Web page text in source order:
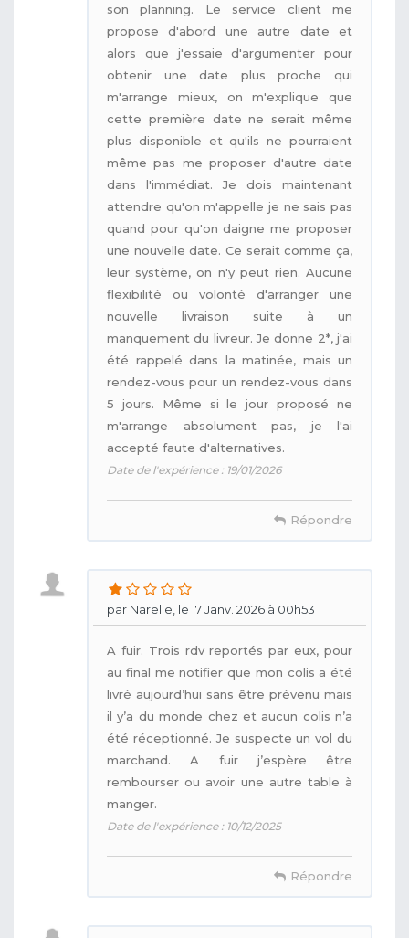
son planning. Le service client me
propose d'abord une autre date et
alors que j'essaie d'argumenter pour
obtenir une date plus proche qui
m'arrange mieux, on m'explique que
cette première date ne serait même
plus disponible et qu'ils ne pourraient
même pas me proposer d'autre date
dans l'immédiat. Je dois maintenant
attendre qu'on m'appelle je ne sais pas
quand pour qu'on daigne me proposer
une nouvelle date. Ce serait comme ça,
leur système, on n'y peut rien. Aucune
flexibilité ou volonté d'arranger une
nouvelle livraison suite à un
manquement du livreur. Je donne 2*, j'ai
été rappelé dans la matinée, mais un
rendez-vous pour un rendez-vous dans
5 jours. Même si le jour proposé ne
m'arrange absolument pas, je l'ai
accepté faute d'alternatives.
Date de l'expérience : 19/01/2026
Répondre
par Narelle, le 17 Janv. 2026 à 00h53
A fuir. Trois rdv reportés par eux, pour
au final me notifier que mon colis a été
livré aujourd’hui sans être prévenu mais
il y’a du monde chez et aucun colis n’a
été réceptionné. Je suspecte un vol du
marchand. A fuir j’espère être
rembourser ou avoir une autre table à
manger.
Date de l'expérience : 10/12/2025
Répondre